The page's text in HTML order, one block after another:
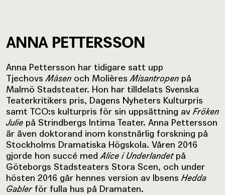
ANNA PETTERSSON
Anna Pettersson har tidigare satt upp
TjechovsMåsen och MolièresMisantropen på
Malmö Stadsteater. Hon har tilldelats Svenska
Teaterkritikers pris, Dagens Nyheters Kulturpris
samt TCO:s kulturpris för sin uppsättning av Fröken
Julie på Strindbergs Intima Teater. Anna Pettersson
är även doktorand inom konstnärlig forskning på
Stockholms Dramatiska Högskola. Våren 2016
gjorde hon succé medAlice i Underlandetpå
Göteborgs Stadsteaters Stora Scen, och under
hösten 2016 går hennes version av Ibsens Hedda
Gablerför fulla hus på Dramaten.